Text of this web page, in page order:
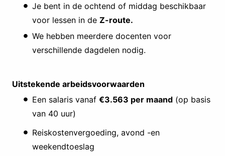
Je bent in de ochtend of middag beschikbaar
voor lessen in de Z-route.
We hebben meerdere docenten voor
verschillende dagdelen nodig.
Uitstekende arbeidsvoorwaarden
Een salaris vanaf €3.563 per maand (op basis
van 40 uur)
Reiskostenvergoeding, avond -en
weekendtoeslag